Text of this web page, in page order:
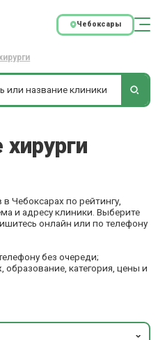
Чебоксары
Чебоксарах по рейтингу,
и адресу клиники. Выберите
онлайн или по телефону
без очереди;
образование, категория, цены и